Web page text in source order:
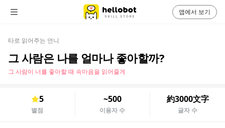
타로 읽어주는 언니
그 사람은 나를 얼마나 좋아할까?
그 사람이 너를 좋아할 때 속마음을 읽어줄게
5
별점
~500
이용자 수
約3000文字
글자 수
앱에서 보기